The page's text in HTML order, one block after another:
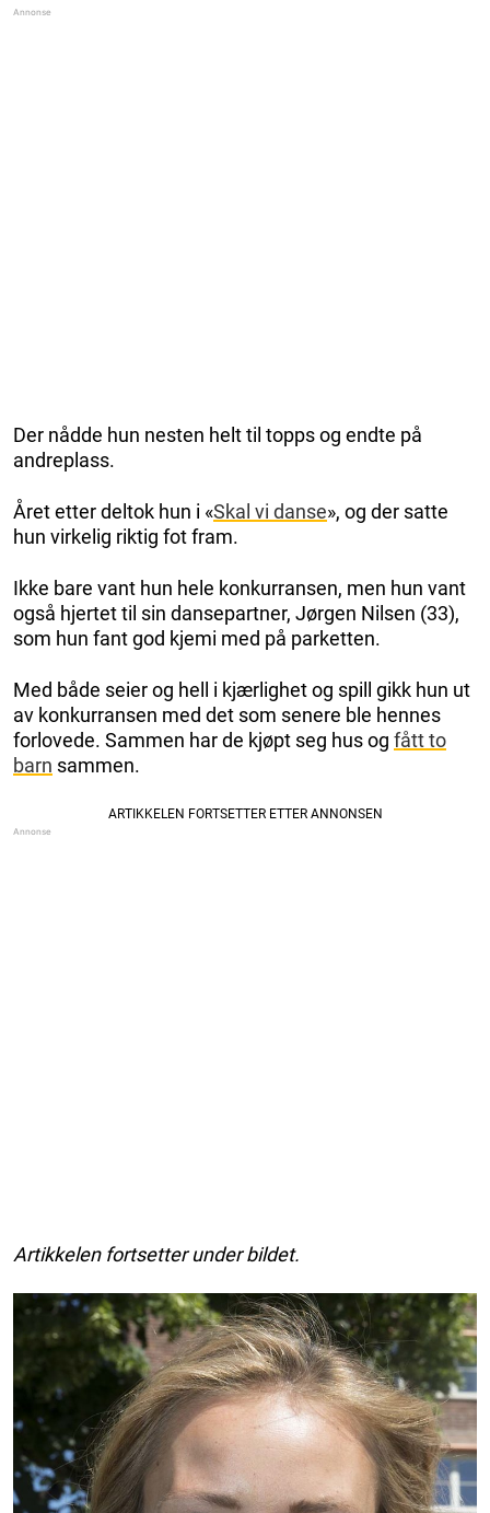
Der nådde hun nesten helt til topps og endte på
andreplass.
Året etter deltok hun i «Skal vi danse», og der satte
hun virkelig riktig fot fram.
Ikke bare vant hun hele konkurransen, men hun vant
også hjertet til sin dansepartner, Jørgen Nilsen (33),
som hun fant god kjemi med på parketten.
Med både seier og hell i kjærlighet og spill gikk hun ut
av konkurransen med det som senere ble hennes
forlovede. Sammen har de kjøpt seg hus og fått to
barn sammen.
Artikkelen fortsetter under bildet.